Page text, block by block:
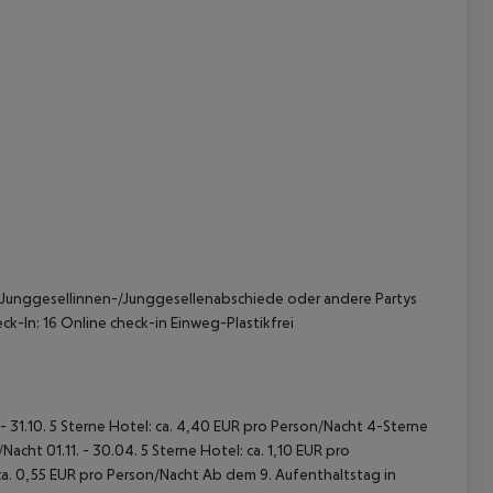
Junggesellenabschiede oder andere Partys
In: 16 Online check-in Einweg-Plastikfrei
5 Sterne Hotel: ca. 4,40 EUR pro Person/Nacht 4-Sterne
01.11. - 30.04. 5 Sterne Hotel: ca. 1,10 EUR pro
0,55 EUR pro Person/Nacht Ab dem 9. Aufenthaltstag in